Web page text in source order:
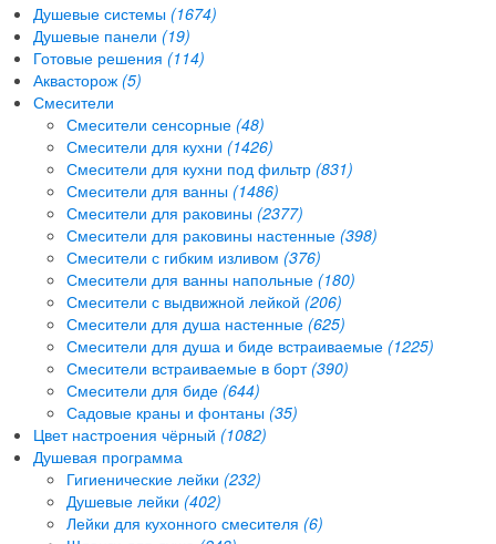
Душевые системы (1674)
Душевые панели (19)
Готовые решения (114)
Аквасторож (5)
Смесители
Смесители сенсорные (48)
Смесители для кухни (1426)
Смесители для кухни под фильтр (831)
Смесители для ванны (1486)
Смесители для раковины (2377)
Смесители для раковины настенные (398)
Смесители с гибким изливом (376)
Смесители для ванны напольные (180)
Смесители с выдвижной лейкой (206)
Смесители для душа настенные (625)
Смесители для душа и биде встраиваемые (1225)
Смесители встраиваемые в борт (390)
Смесители для биде (644)
Садовые краны и фонтаны (35)
Цвет настроения чёрный (1082)
Душевая программа
Гигиенические лейки (232)
Душевые лейки (402)
Лейки для кухонного смесителя (6)